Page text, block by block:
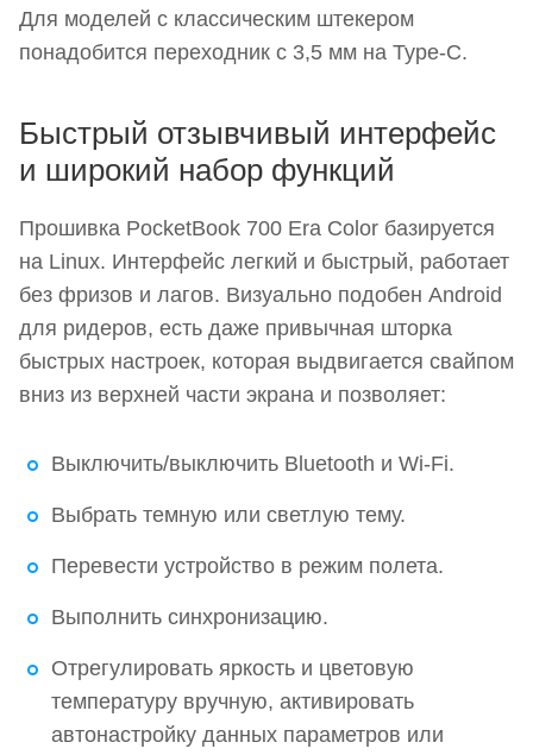
Для моделей с классическим штекером
понадобится переходник с 3,5 мм на Type-C.
Быстрый отзывчивый интерфейс
и широкий набор функций
Прошивка PocketBook 700 Era Color базируется
на Linux. Интерфейс легкий и быстрый, работает
без фризов и лагов. Визуально подобен Android
для ридеров, есть даже привычная шторка
быстрых настроек, которая выдвигается свайпом
вниз из верхней части экрана и позволяет:
Выключить/выключить Bluetooth и Wi-Fi.
Выбрать темную или светлую тему.
Перевести устройство в режим полета.
Выполнить синхронизацию.
Отрегулировать яркость и цветовую
температуру вручную, активировать
автонастройку данных параметров или